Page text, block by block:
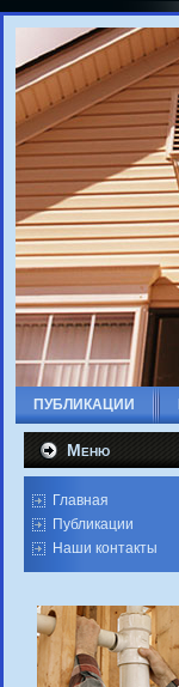
ПУБЛИКАЦИИ
Меню
Главная
Публикации
Наши контакты